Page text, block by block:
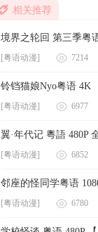
相关推荐
[粤语动漫]
境界之轮回 第三季粤
[粤语动漫] 7214
铃铛猫娘Nyo粤语 4K
[粤语动漫] 6977
翼·年代记 粵語 480P
[粤语动漫] 6852
邻座的怪同学粤语
[粤语动漫] 6780